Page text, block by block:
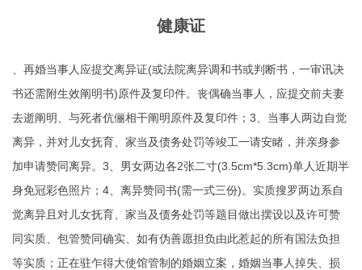
健康证
、再婚当事人应提交离异证(或法院离异调和书或判断书，一审讯决
书还需附生效阐明书)原件及复印件。丧偶确当事人，应提交前夫妻
去逝阐明、与死者伉俪相干阐明原件及复印件；3、当事人两边自觉
离异，并对儿女抚育、家当及债务处罚等竣工一请安睹，并亲身参
加申请赞同离异。3、男女两边各2张二寸(3.5cm*5.3cm)单人近期半
身免冠彩色照片；4、离异赞同书(需一式三份)。实质搜罗两边系自
觉离异且对儿女抚育、家当及债务处罚等题目做出摆设以及许可赞
同实质、包管赞同确实、如有伪善愿担负由此惹起的所有国法负担
等实质；正在驻乍得大使馆管制的婚姻立案，婚姻当事人掉失、损